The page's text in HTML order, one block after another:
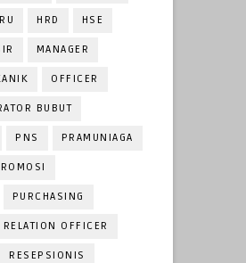
HRD HSE
MANAGER
OFFICER
BUBUT
PNS PRAMUNIAGA
PURCHASING
RELATION OFFICER
RESEPSIONIS